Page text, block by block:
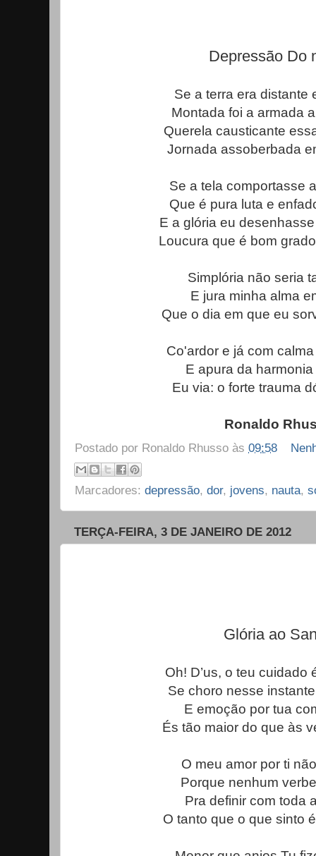
Depressão Do
Se a terra era distante
Montada foi a armada
Querela causticante
Jornada assoberbada
Se a tela comportasse
Que é pura luta e
E a glória eu
Loucura que é bom
Simplória não seria
E jura minha alma
Que o dia em que eu
Co'ardor e já com
E apura da
Eu via: o forte trauma
Ronaldo
Postado por Ronaldo Rhusso às 09:58
Marcadores: depressão, dor, jovens, nauta,
TERÇA-FEIRA, 3 DE JANEIRO DE 2012
Glória ao
Oh! D’us, o teu cuidado
Se choro nesse
E emoção por tua
És tão maior do que às
O meu amor por ti
Porque nenhum
Pra definir com toda
O tanto que o que sinto